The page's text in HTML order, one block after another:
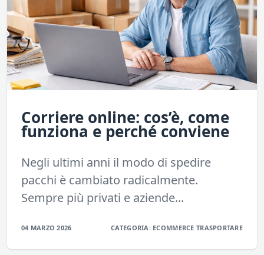
Corriere online: cos’è, come
funziona e perché conviene
Negli ultimi anni il modo di spedire
pacchi è cambiato radicalmente.
Sempre più privati e aziende...
04 MARZO 2026 CATEGORIA: ECOMMERCE TRASPORTARE